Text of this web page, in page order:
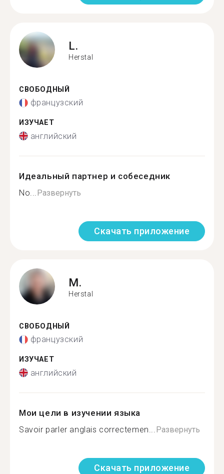
L.
Herstal
СВОБОДНЫЙ
французский
ИЗУЧАЕТ
английский
Идеальный партнер и собеседник
No... Развернуть
Скачать приложение
M.
Herstal
СВОБОДНЫЙ
французский
ИЗУЧАЕТ
английский
Мои цели в изучении языка
Savoir parler anglais correctemen... Развернуть
Скачать приложение